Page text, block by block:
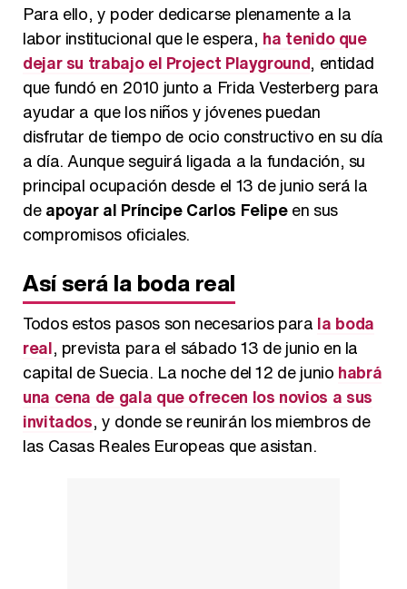
Para ello, y poder dedicarse plenamente a la
labor institucional que le espera, ha tenido que
dejar su trabajo el Project Playground, entidad
que fundó en 2010 junto a Frida Vesterberg para
ayudar a que los niños y jóvenes puedan
disfrutar de tiempo de ocio constructivo en su día
a día. Aunque seguirá ligada a la fundación, su
principal ocupación desde el 13 de junio será la
deapoyar al Príncipe Carlos Felipeen sus
compromisos oficiales.
Así será la boda real
Todos estos pasos son necesarios para la boda
real, prevista para el sábado 13 de junio en la
capital de Suecia. La noche del 12 de junio habrá
una cena de gala que ofrecen los novios a sus
invitados, y donde se reunirán los miembros de
las Casas Reales Europeas que asistan.